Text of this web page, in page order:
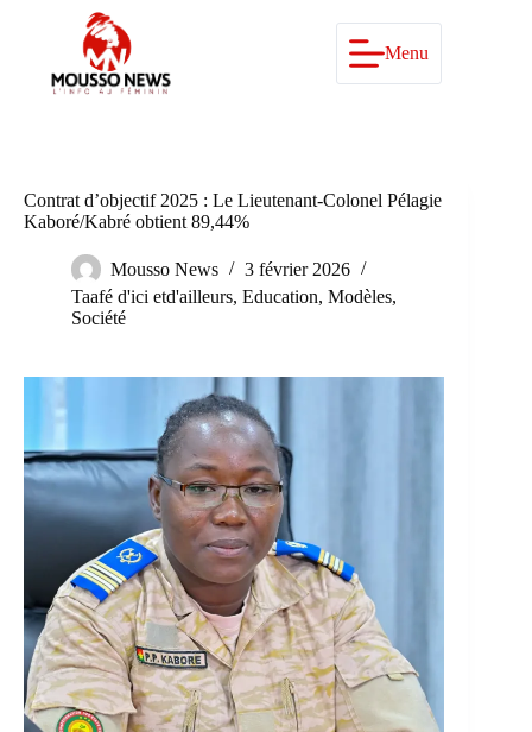
Menu
Contrat d’objectif 2025 : Le Lieutenant-Colonel Pélagie
Kaboré/Kabré obtient 89,44%
Mousso News
3 février 2026
Taafé d'ici etd'ailleurs, Education, Modèles,
Société